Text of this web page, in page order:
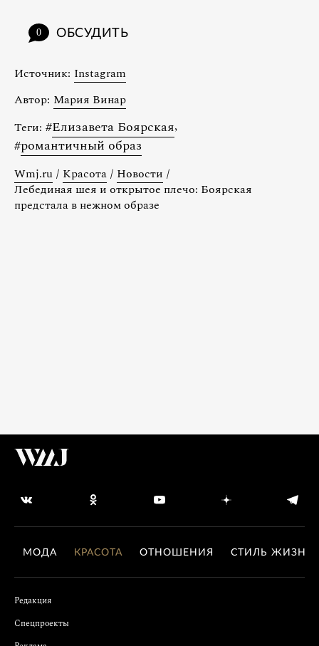
0 ОБСУДИТЬ
Источник: Instagram
Автор: Мария Винар
Теги: #Елизавета Боярская,
#романтичный образ
Wmj.ru / Красота / Новости /
Лебединая шея и открытое плечо: Боярская
предстала в нежном образе
МОДА КРАСОТА ОТНОШЕНИЯ СТИЛЬ ЖИЗНИ
Редакция
Спецпроекты